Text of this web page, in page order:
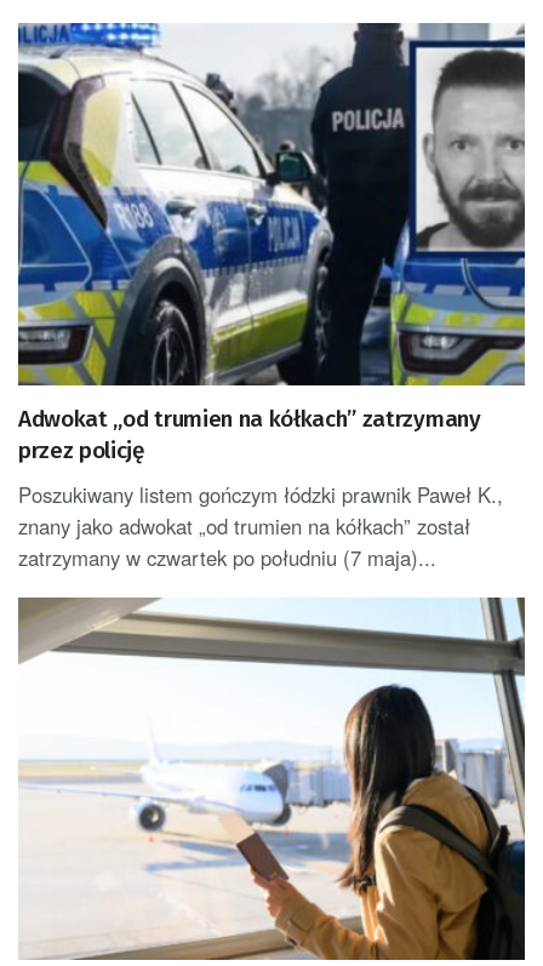
Adwokat „od trumien na kółkach” zatrzymany
przez policję
Poszukiwany listem gończym łódzki prawnik Paweł K.,
znany jako adwokat „od trumien na kółkach” został
zatrzymany w czwartek po południu (7 maja)...